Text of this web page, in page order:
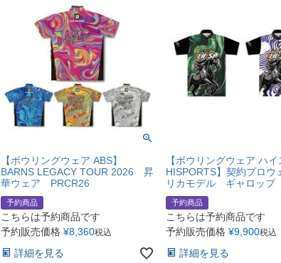
【ボウリングウェア ABS】
BARNS LEGACY TOUR 2026 昇
華ウェア PRCR26
予約商品
こちらは予約商品です
予約販売価格 ¥8,360税込
詳細を見る
【ボウリングウェア ハ
HISPORTS】契約プロウ
リカモデル ギャロップ
予約商品
こちらは予約商品です
予約販売価格 ¥9,900税込
詳細を見る